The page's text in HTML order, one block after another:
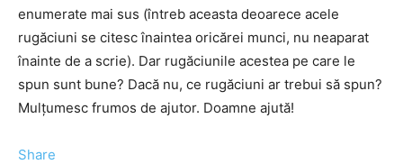
enumerate mai sus (întreb aceasta deoarece acele
rugăciuni se citesc înaintea oricărei munci, nu neaparat
înainte de a scrie). Dar rugăciunile acestea pe care le
spun sunt bune? Dacă nu, ce rugăciuni ar trebui să spun?
Mulţumesc frumos de ajutor. Doamne ajută!
Share